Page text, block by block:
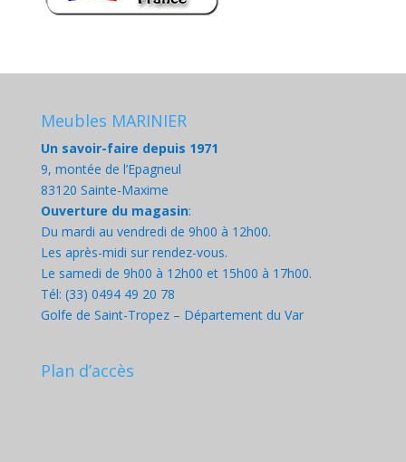
Meubles MARINIER
Un savoir-faire depuis 1971
9, montée de l’Epagneul
83120 Sainte-Maxime
Ouverture du magasin:
Du mardi au vendredi de 9h00 à 12h00.
Les après-midi sur rendez-vous.
Le samedi de 9h00 à 12h00 et 15h00 à 17h00.
Tél: (33) 0494 49 20 78
Golfe de Saint-Tropez – Département du Var
Plan d’accès